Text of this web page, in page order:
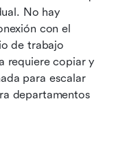
No hay
con el
de trabajo
requiere copiar y
para escalar
departamentos